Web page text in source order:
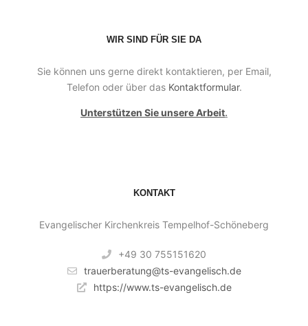
WIR SIND FÜR SIE DA
Sie können uns gerne direkt kontaktieren, per Email,
Telefon oder über das Kontaktformular.
Unterstützen Sie unsere Arbeit.
KONTAKT
Evangelischer Kirchenkreis Tempelhof-Schöneberg
+49 30 755151620
trauerberatung@ts-evangelisch.de
https://www.ts-evangelisch.de